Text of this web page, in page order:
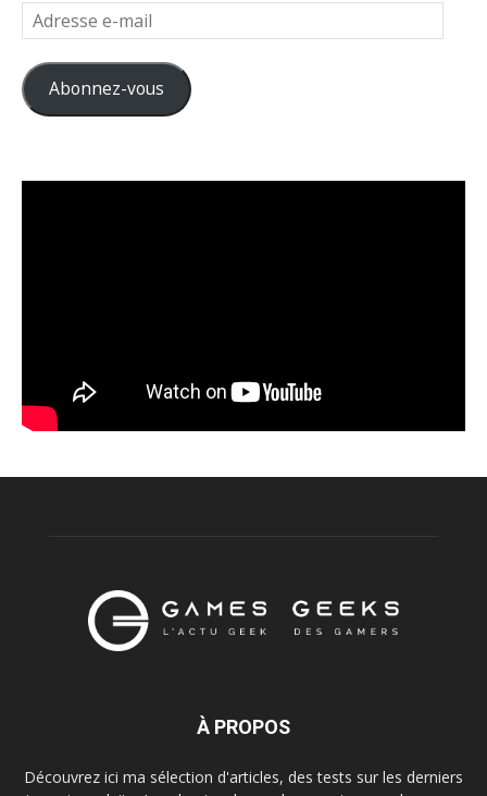
Adresse
e-
mail
Abonnez-vous
À PROPOS
Découvrez ici ma sélection d'articles, des tests sur les derniers